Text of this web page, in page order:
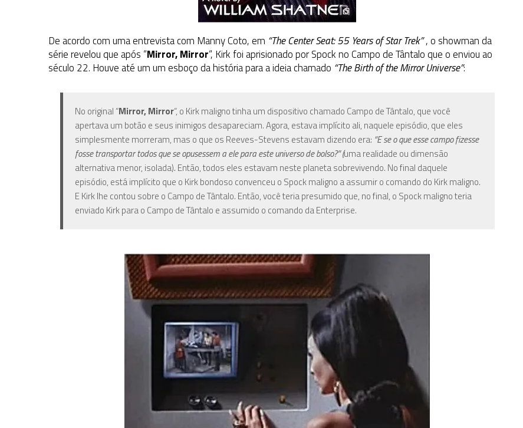
De acordo com uma entrevista com Manny Coto, em “The Center Seat: 55 Years of Star Trek”, o showman da
série revelou que após “Mirror, Mirror“, Kirk foi aprisionado por Spock no Campo de Tântalo que o enviou ao
século 22. Houve até um um esboço da história para a ideia chamado “The Birth of the Mirror Universe”:
No original “Mirror, Mirror“, o Kirk maligno tinha um dispositivo chamado Campo de Tântalo, que você
apertava um botão e seus inimigos desapareciam. Agora, estava implícito ali, naquele episódio, que eles
simplesmente morreram, mas o que os Reeves-Stevens estavam dizendo era: “E se o que esse campo fizesse
fosse transportar todos que se opusessem a ele para este universo de bolso?” (uma realidade ou dimensão
alternativa menor, isolada). Então, todos eles estavam neste planeta sobrevivendo. No final daquele
episódio, está implícito que o Kirk bondoso convenceu o Spock maligno a assumir o comando do Kirk maligno.
E Kirk lhe contou sobre o Campo de Tântalo. Então, você teria presumido que, no final, o Spock maligno teria
enviado Kirk para o Campo de Tântalo e assumido o comando da Enterprise.